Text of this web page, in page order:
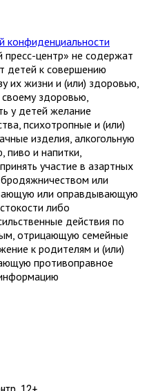
конфиденциальности
центр» не содержат
детей к совершению
их жизни и (или) здоровью,
здоровью,
у детей желание
психотропные и (или)
изделия, алкогольную
и напитки,
участие в азартных
бродяжничеством или
или оправдывающую
либо
действия по
отрицающую семейные
к родителям и (или)
противоправное